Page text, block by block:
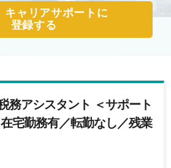
キャリアサポートに
登録する
務アシスタント ＜サポート
宅勤務有／転勤なし／残業